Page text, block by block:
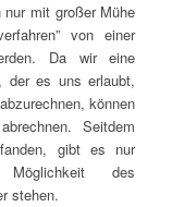
mit großer Mühe
von einer
Da wir eine
der es uns erlaubt,
können
Seitdem
gibt es nur
des
stehen.